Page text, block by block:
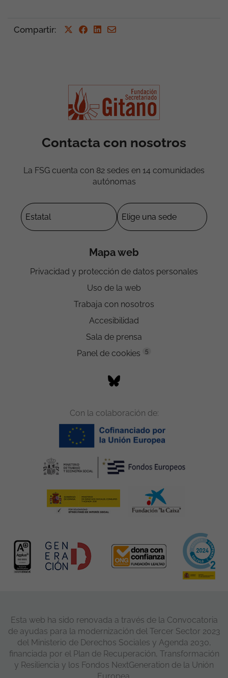
Compartir:
Contacta con nosotros
La FSG cuenta con 82 sedes en 14 comunidades
autónomas
Mapa web
Privacidad y protección de datos personales
Uso de la web
Trabaja con nosotros
Accesibilidad
Sala de prensa
Panel de cookies
5
Con la colaboración de:
Esta web ha sido renovada a través de la Convocatoria
de ayudas para la modernización del Tercer Sector 2023
del Ministerio de Derechos Sociales y Agenda 2030,
financiada por el Plan de Recuperación, Transformación
y Resiliencia y los Fondos NextGeneration de la Unión